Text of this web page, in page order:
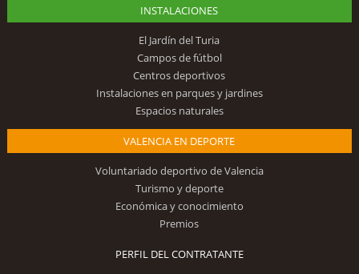
INSTALACIONES
El Jardín del Turia
Campos de fútbol
Centros deportivos
Instalaciones en parques y jardines
Espacios naturales
VALENCIA EN DEPORTE
Voluntariado deportivo de Valencia
Turismo y deporte
Económica y conocimiento
Premios
PERFIL DEL CONTRATANTE